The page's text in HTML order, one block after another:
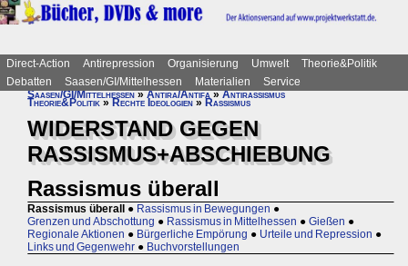
Direct-Action Antirepression Organisierung Umwelt
Theorie&Politik
Debatten
Saasen/GI/Mittelhessen Materialien
Service
Saasen/GI/Mittelhessen»Antira/Antifa»Antirassismus
Theorie&Politik » Rechte Ideologien » Rassismus
WIDERSTAND GEGEN
RASSISMUS+ABSCHIEBUNG
Rassismus überall
Rassismus überall ● Rassismus in Bewegungen ●
Grenzen und Abschottung ● Rassismus in Mittelhessen ● Gießen ●
Regionale Aktionen ● Bürgerliche Empörung ● Urteile und Repression ●
Links und Gegenwehr ● Buchvorstellungen